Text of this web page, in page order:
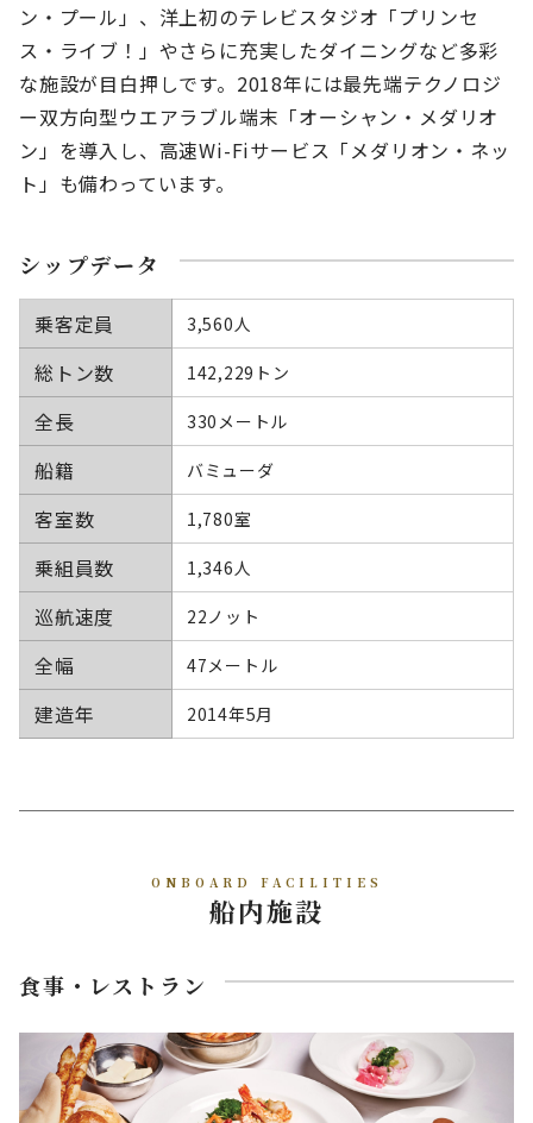
ン・プール」、洋上初のテレビスタジオ「プリンセ
ス・ライブ！」やさらに充実したダイニングなど多彩
な施設が目白押しです。2018年には最先端テクノロジ
ー双方向型ウエアラブル端末「オーシャン・メダリオ
ン」を導入し、高速Wi-Fiサービス「メダリオン・ネッ
ト」も備わっています。
シップデータ
乗客定員 3,560人
総トン数 142,229トン
全長 330メートル
船籍 バミューダ
客室数 1,780室
乗組員数 1,346人
巡航速度 22ノット
全幅 47メートル
建造年 2014年5月
ONBOARD FACILITIES
船内施設
食事・レストラン